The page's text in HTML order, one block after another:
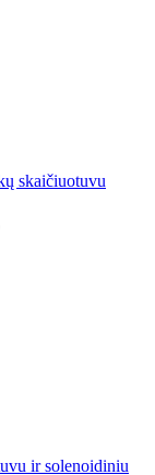
skaičiuotuvu
ir solenoidiniu